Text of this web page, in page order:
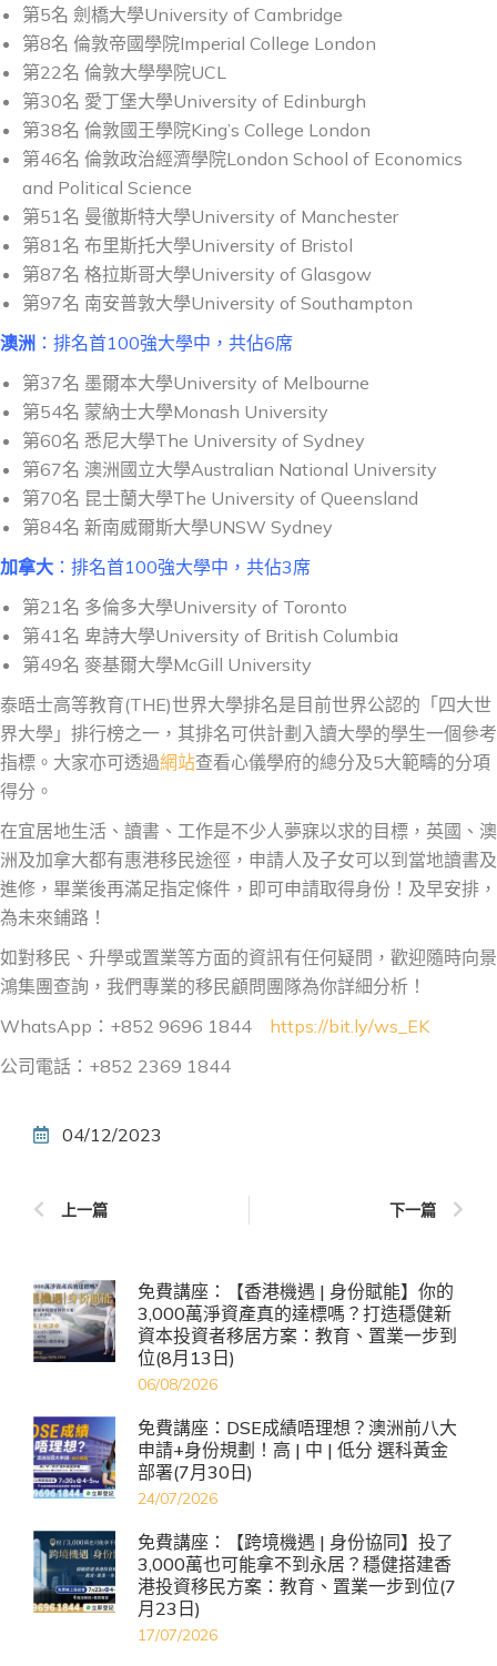
第5名 劍橋大學University of Cambridge
第8名 倫敦帝國學院Imperial College London
第22名 倫敦大學學院UCL
第30名 愛丁堡大學University of Edinburgh
第38名 倫敦國王學院King’s College London
第46名 倫敦政治經濟學院London School of Economics
and Political Science
第51名 曼徹斯特大學University of Manchester
第81名 布里斯托大學University of Bristol
第87名 格拉斯哥大學University of Glasgow
第97名 南安普敦大學University of Southampton
澳洲 ：排名首100強大學中，共佔6席
第37名 墨爾本大學University of Melbourne
第54名 蒙納士大學Monash University
第60名 悉尼大學The University of Sydney
第67名 澳洲國立大學Australian National University
第70名 昆士蘭大學The University of Queensland
第84名 新南威爾斯大學UNSW Sydney
加拿大 ：排名首100強大學中，共佔3席
第21名 多倫多大學University of Toronto
第41名 卑詩大學University of British Columbia
第49名 麥基爾大學McGill University
泰晤士高等教育(THE)世界大學排名是目前世界公認的「四大世
界大學」排行榜之一，其排名可供計劃入讀大學的學生一個參考
指標。大家亦可透過網站查看心儀學府的總分及5大範疇的分項
得分。
在宜居地生活、讀書、工作是不少人夢寐以求的目標，英國、澳
洲及加拿大都有惠港移民途徑，申請人及子女可以到當地讀書及
進修，畢業後再滿足指定條件，即可申請取得身份！及早安排，
為未來鋪路！
如對移民、升學或置業等方面的資訊有任何疑問，歡迎隨時向景
鴻集團查詢，我們專業的移民顧問團隊為你詳細分析！
WhatsApp：+852 9696 1844 https://bit.ly/ws_EK
公司電話：+852 2369 1844
04/12/2023
上一篇 下一篇
免費講座：【香港機遇 | 身份賦能】你的
3,000萬淨資產真的達標嗎？打造穩健新
資本投資者移居方案：教育、置業一步到
位(8月13日)
06/08/2026
免費講座：DSE成績唔理想？澳洲前八大
申請+身份規劃！高 | 中 | 低分 選科黃金
部署(7月30日)
24/07/2026
免費講座：【跨境機遇 | 身份協同】投了
3,000萬也可能拿不到永居？穩健搭建香
港投資移民方案：教育、置業一步到位(7
月23日)
17/07/2026